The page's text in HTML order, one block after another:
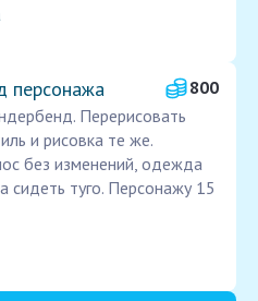
персонажа
800
Перерисовать
и рисовка те же.
без изменений, одежда
сидеть туго. Персонажу 15